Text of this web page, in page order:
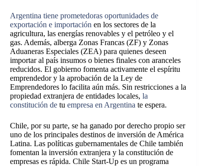
Argentina tiene prometedoras oportunidades de
exportación e importación en los sectores de la
agricultura, las energías renovables y el petróleo y el
gas. Además, alberga Zonas Francas (ZF) y Zonas
Aduaneras Especiales (ZEA) para quienes deseen
importar al país insumos o bienes finales con aranceles
reducidos. El gobierno fomenta activamente el espíritu
emprendedor y la aprobación de la Ley de
Emprendedores lo facilita aún más. Sin restricciones a la
propiedad extranjera de entidades locales, la
constitución de tu empresa en Argentina te espera.
Chile, por su parte, se ha ganado por derecho propio ser
uno de los principales destinos de inversión de América
Latina. Las políticas gubernamentales de Chile también
fomentan la inversión extranjera y la constitución de
empresas es rápida. Chile Start-Up es un programa